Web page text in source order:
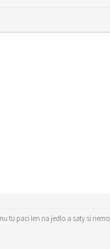
tu paci len na jedlo a saty si